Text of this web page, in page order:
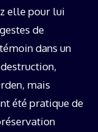
elle pour lui
de
dans un
mais
été pratique de